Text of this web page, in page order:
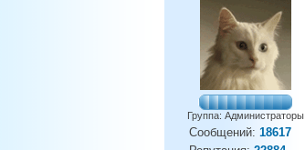
Группа: Администраторы
Сообщений: 18617